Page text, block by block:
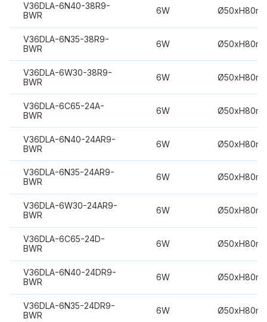
V36DLA-6N40-38R9-
BWR
6W
V36DLA-6N35-38R9-
BWR
6W
V36DLA-6W30-38R9-
BWR
6W
V36DLA-6C65-24A-
BWR
6W
V36DLA-6N40-24AR9-
BWR
6W
V36DLA-6N35-24AR9-
BWR
6W
V36DLA-6W30-24AR9-
BWR
6W
V36DLA-6C65-24D-
BWR
6W
V36DLA-6N40-24DR9-
BWR
6W
V36DLA-6N35-24DR9-
BWR
6W